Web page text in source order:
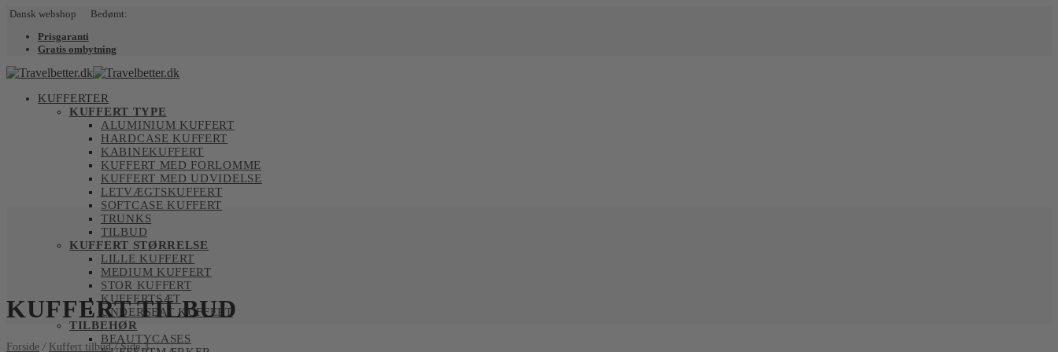
Dansk webshop Bedømt:
Prisgaranti
Gratis ombytning
KUFFERTER
KUFFERT TYPE
ALUMINIUM KUFFERT
HARDCASE KUFFERT
KABINEKUFFERT
KUFFERT MED FORLOMME
KUFFERT MED UDVIDELSE
LETVÆGTSKUFFERT
SOFTCASE KUFFERT
TRUNKS
TILBUD
KUFFERT STØRRELSE
LILLE KUFFERT
MEDIUM KUFFERT
STOR KUFFERT
KUFFERTSÆT
UNDERSEAT KUFFERT
TILBEHØR
BEAUTYCASES
KUFFERT TILBUD
Forside / Kuffert tilbud /Side 3